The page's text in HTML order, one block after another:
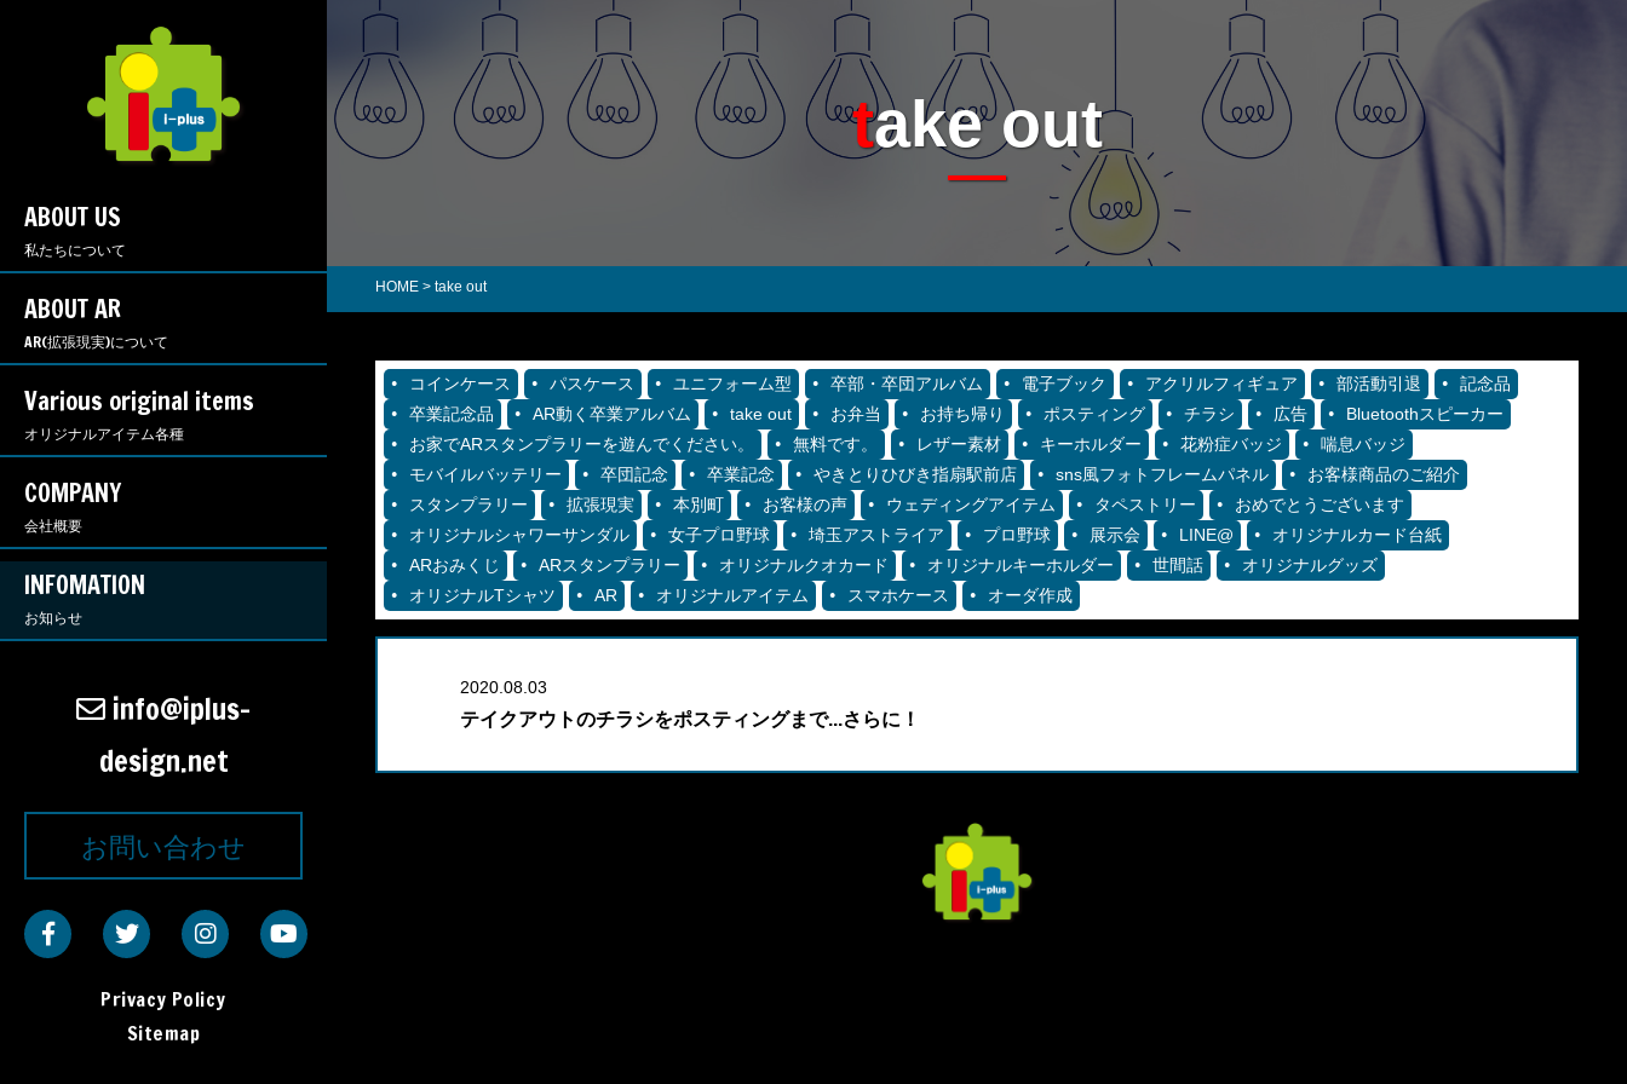
ABOUT US
私たちについて
ABOUT AR
AR(拡張現実)について
Various original items
オリジナルアイテム各種
COMPANY
会社概要
INFOMATION
お知らせ
info@iplus-
design.net
お問い合わせ
Privacy Policy
Sitemap
take out
HOME > take out
コインケース パスケース ユニフォーム型 卒部・卒団アルバム 電子ブック アクリルフィギュア 部活動引退
記念品
卒業記念品
AR動く卒業アルバム take out お弁当 お持ち帰り ポスティング チラシ 広告
Bluetoothスピーカー
お家でARスタンプラリーを遊んでください。
無料です。 レザー素材 キーホルダー 花粉症バッジ
喘息バッジ
モバイルバッテリー
卒団記念 卒業記念 やきとりひびき指扇駅前店 sns風フォトフレームパネル
お客様商品のご紹介
スタンプラリー
拡張現実 本別町 お客様の声 ウェディングアイテム タペストリー
おめでとうございます
オリジナルシャワーサンダル
女子プロ野球 埼玉アストライア プロ野球 展示会 LINE@
オリジナルカード台紙
ARおみくじ
ARスタンプラリー オリジナルクオカード オリジナルキーホルダー 世間話
オリジナルグッズ
オリジナルTシャツ
AR オリジナルアイテム スマホケース オーダ作成
2020.08.03
テイクアウトのチラシをポスティングまで...さらに！